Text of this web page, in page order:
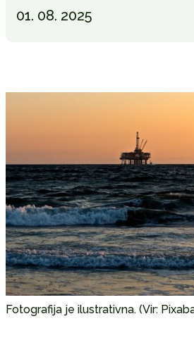
01. 08. 2025
Fotografija je ilustrativna. (Vir: